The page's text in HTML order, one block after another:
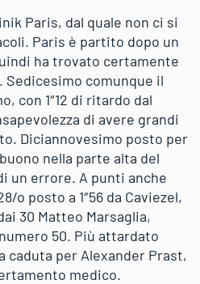
Paris, dal quale non ci si
Paris è partito dopo un
ha trovato certamente
comunque il
con 1″12 di ritardo dal
di avere grandi
Diciannovesimo posto per
nella parte alta del
un errore. A punti anche
o posto a 1″56 da Caviezel,
30 Matteo Marsaglia,
50. Più attardato
caduta per Alexander Prast,
medico.